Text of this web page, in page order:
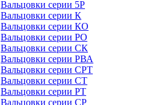
Вальцовки серии 5Р
Вальцовки серии К
Вальцовки серии КО
Вальцовки серии РО
Вальцовки серии СК
Вальцовки серии РВА
Вальцовки серии СРТ
Вальцовки серии СТ
Вальцовки серии РТ
Вальцовки серии СР